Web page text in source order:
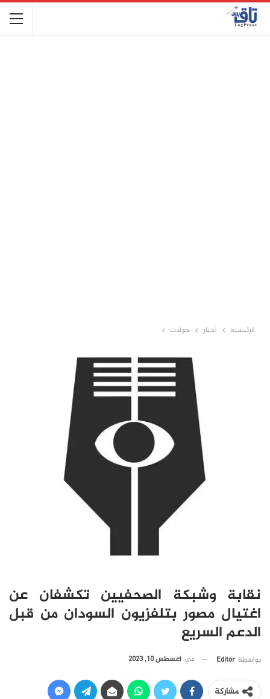
الرئيسية أخبار حوادث
نقابة وشبكة الصحفيين تكشفان عن
اغتيال مصور بتلفزيون السودان من قبل
الدعم السريع
بواسطة Editor في أغسطس 10, 2023
مشاركة